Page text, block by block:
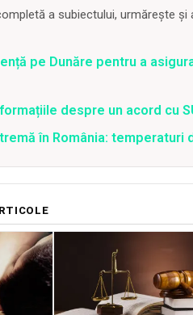
a subiectului, urmărește
pe Dunăre pentru a
despre un acord cu
în România: temperaturi